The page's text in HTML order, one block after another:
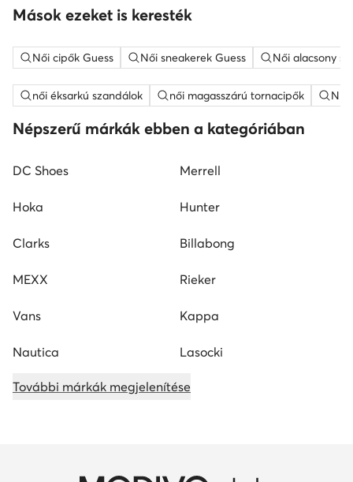
Mások ezeket is keresték
Női cipők Guess Női sneakerek Guess Női alacsony
női éksarkú szandálok női magasszárú tornacipők
Népszerű márkák ebben a kategóriában
DC Shoes Merrell
Hoka Hunter
Clarks Billabong
MEXX Rieker
Vans Kappa
Nautica Lasocki
További márkák megjelenítése